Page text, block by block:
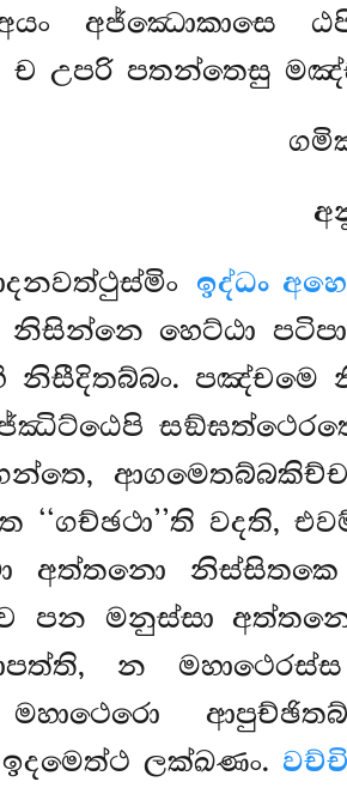
අජ්ඣොකාසෙ
ච උපරි පතන්තෙසු
ඉද්ධං
හෙට්ඨා
නිසීදිතබ්බං. පඤ්චමෙ
‘‘ගච්ඡථා’’ති වදති,
අත්තනො නිස්සිතකෙ
පන මනුස්සා
න
මහාථෙරො
ලක්ඛණං.